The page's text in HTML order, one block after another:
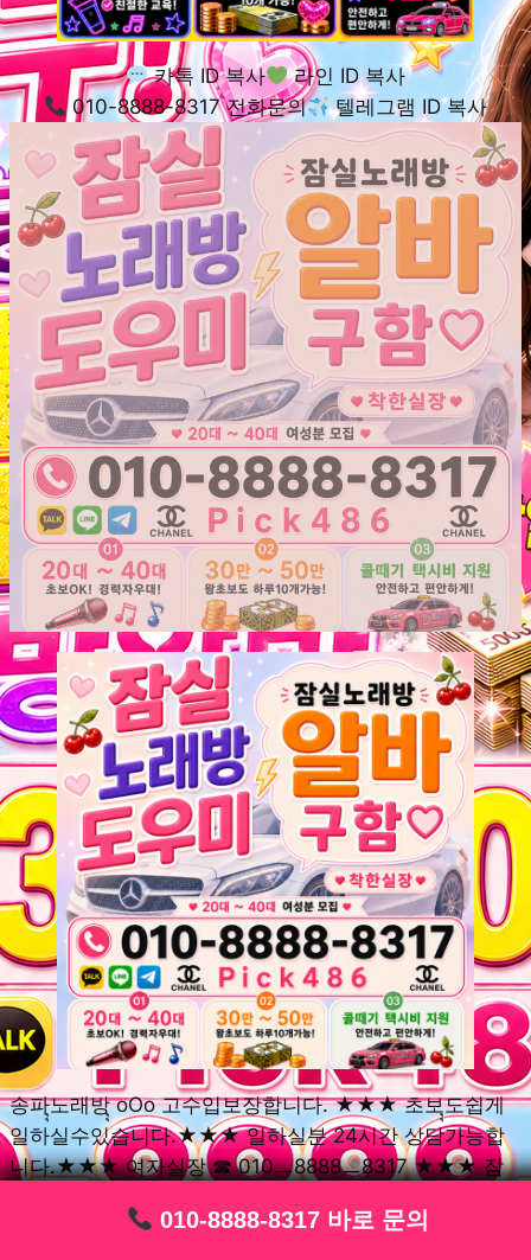
010-8888-8317 바로 문의
010-8888-8317 바로 문의
010-8888-8317 바로 문의
010-8888-8317 바로 문의
010-8888-8317 바로 문의
010-8888-8317 바로 문의
카톡 ID 복사
라인 ID 복사
010-8888-8317 전화문의
텔레그램 ID 복사
송파ุุ노래방ุุ oOo 고수입보장합니다. ★★★ 초보ุุ도쉽게
일하실수있습니다.★★★ 일하실분 24시간 상담가능합
니다.★★★ 여자실장 ☎ 010ㅡ8888ㅡ8317 ★★★ 잠
세요. 여성ㅣุุ알바ุุㅣ여기 신천동ุุ노래방ุุ ◞✿ 풍납동ุุ노래방ุุ
010-8888-8317 바로 문의
010-8888-8317 바로 문의
010-8888-8317 바로 문의